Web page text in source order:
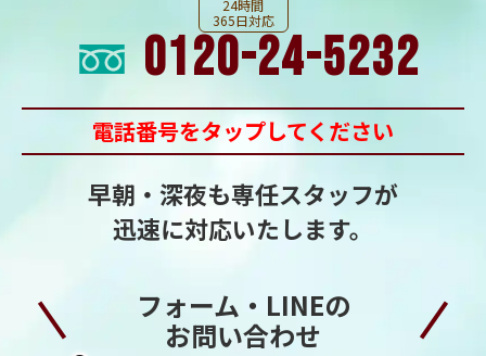
24時間
365日対応
0120-24-5232
電話番号をタップしてください
早朝・深夜も専任スタッフが
迅速に対応いたします。
フォーム・LINEの
お問い合わせ